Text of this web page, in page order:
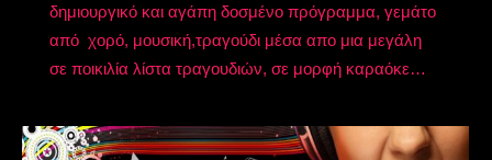
δημιουργικό και αγάπη δοσμένο πρόγραμμα, γεμάτο
από χορό, μουσική,τραγούδι μέσα απο μια μεγάλη
σε ποικιλία λίστα τραγουδιών, σε μορφή καραόκε…